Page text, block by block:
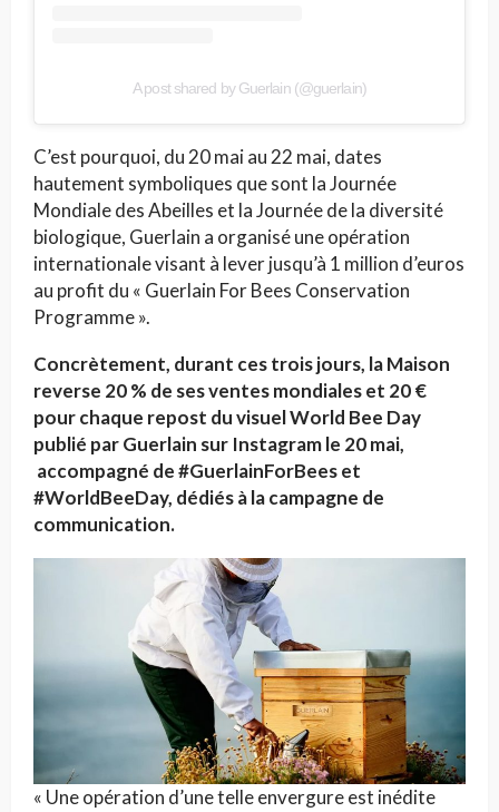
A post shared by Guerlain (@guerlain)
C’est pourquoi, du 20 mai au 22 mai, dates
hautement symboliques que sont la Journée
Mondiale des Abeilles et la Journée de la diversité
biologique, Guerlain a organisé une opération
internationale visant à lever jusqu’à 1 million d’euros
au profit du « Guerlain For Bees Conservation
Programme ».
Concrètement, durant ces trois jours, la Maison
reverse 20 % de ses ventes mondiales et 20 €
pour chaque repost du visuel World Bee Day
publié par Guerlain sur Instagram le 20 mai,
accompagné de #GuerlainForBees et
#WorldBeeDay, dédiés à la campagne de
communication.
« Une opération d’une telle envergure est inédite